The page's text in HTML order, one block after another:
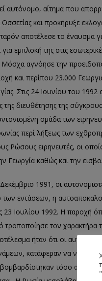
αυτόνομο, αίτημα που
Οσσετίας και προκήρυξε
αποτέλεσε το έναυσμα
εμπλοκή της στις
αγνόησε την
και περίπου 23.000
Στις 24 Ιουνίου του 1992
της διευθέτησης της
ομάδα των
περί λήξεως των
Ρώσους ειρηνευτές, οι
Γεωργία καθώς και την
1991, οι
εντάσεων, η
23 Ιουλίου 1992. Η παροχή
τροποποίησε τον χαρακτήρα
ήταν ότι οι
κατάφεραν να νικήσουν
τόσο από τη